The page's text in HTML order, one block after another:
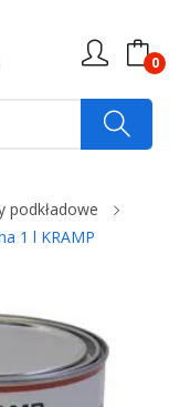
0
podkładowe
1 l KRAMP